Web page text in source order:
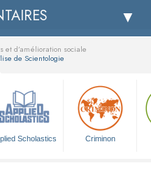
et d’amélioration sociale
de Scientologie
Scholastics Criminon